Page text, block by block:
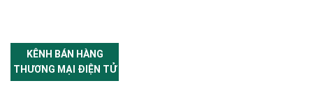
KÊNH BÁN HÀNG
THƯƠNG MẠI ĐIỆN TỬ